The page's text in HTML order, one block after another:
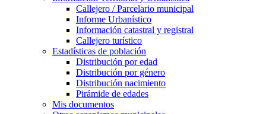
Callejero / Parcelario municipal
Informe Urbanístico
Información catastral y registral
Callejero turístico
Estadísticas de población
Distribución por edad
Distribución por género
Distribución nacimiento
Pirámide de edades
Mis documentos